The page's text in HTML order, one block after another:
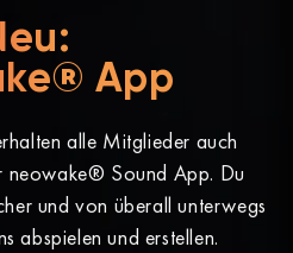
App
alle Mitglieder auch
neowake® Sound App. Du
und von überall unterwegs
abspielen und erstellen.